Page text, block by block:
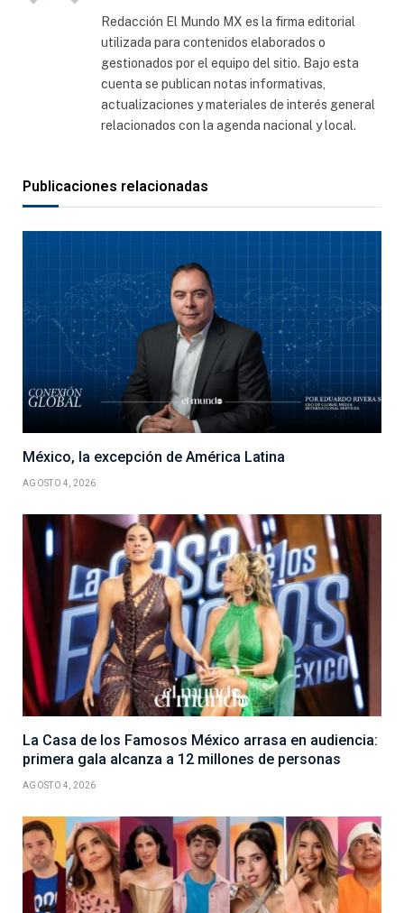
Redacción El Mundo MX es la firma editorial
utilizada para contenidos elaborados o
gestionados por el equipo del sitio. Bajo esta
cuenta se publican notas informativas,
actualizaciones y materiales de interés general
relacionados con la agenda nacional y local.
Publicaciones relacionadas
México, la excepción de América Latina
AGOSTO 4, 2026
La Casa de los Famosos México arrasa en audiencia:
primera gala alcanza a 12 millones de personas
AGOSTO 4, 2026